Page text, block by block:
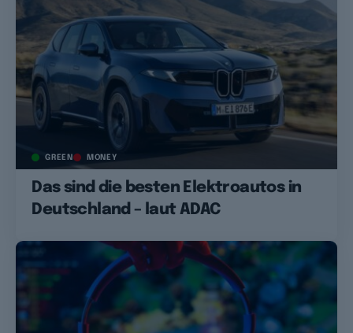
GREEN MONEY
Das sind die besten Elektroautos in
Deutschland – laut ADAC